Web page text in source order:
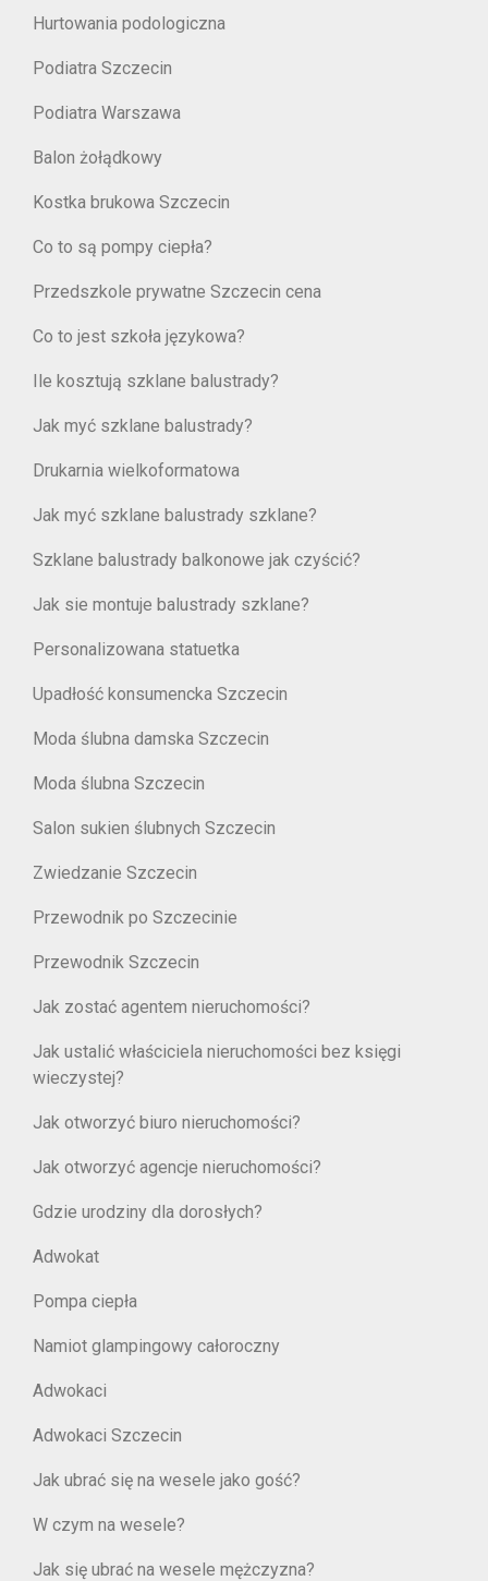
Hurtowania podologiczna
Podiatra Szczecin
Podiatra Warszawa
Balon żołądkowy
Kostka brukowa Szczecin
Co to są pompy ciepła?
Przedszkole prywatne Szczecin cena
Co to jest szkoła językowa?
Ile kosztują szklane balustrady?
Jak myć szklane balustrady?
Drukarnia wielkoformatowa
Jak myć szklane balustrady szklane?
Szklane balustrady balkonowe jak czyścić?
Jak sie montuje balustrady szklane?
Personalizowana statuetka
Upadłość konsumencka Szczecin
Moda ślubna damska Szczecin
Moda ślubna Szczecin
Salon sukien ślubnych Szczecin
Zwiedzanie Szczecin
Przewodnik po Szczecinie
Przewodnik Szczecin
Jak zostać agentem nieruchomości?
Jak ustalić właściciela nieruchomości bez księgi
wieczystej?
Jak otworzyć biuro nieruchomości?
Jak otworzyć agencje nieruchomości?
Gdzie urodziny dla dorosłych?
Adwokat
Pompa ciepła
Namiot glampingowy całoroczny
Adwokaci
Adwokaci Szczecin
Jak ubrać się na wesele jako gość?
W czym na wesele?
Jak się ubrać na wesele mężczyzna?